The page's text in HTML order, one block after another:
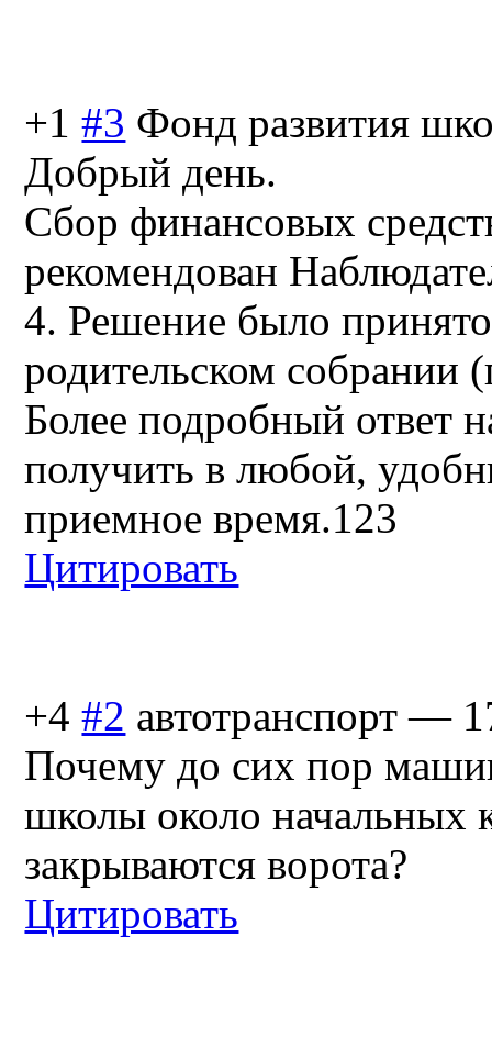
+1 #3 Фонд развития
Добрый день.
Сбор финансовых
рекомендован
4. Решение было
родительском собрании
Более подробный ответ
получить в любой,
приемное время.123
Цитировать
+4 #2 автотранспорт —
Почему до сих пор
школы около начальных
закрываются ворота?
Цитировать